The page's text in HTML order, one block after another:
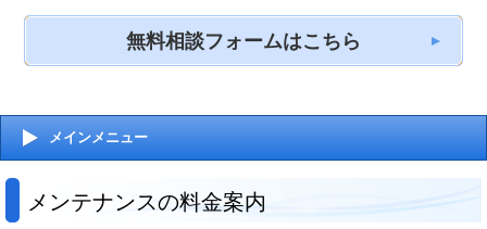
無料相談フォームはこちら
メインメニュー
メンテナンスの料金案内